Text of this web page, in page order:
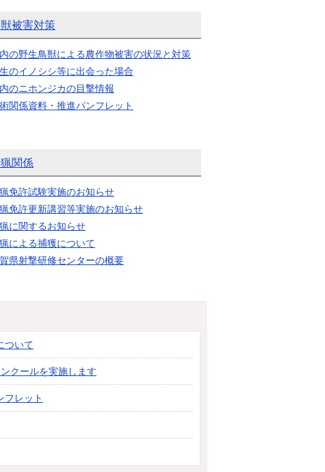
被害対策
の野生鳥獣による農作物被害の状況と対策
のイノシシ等に出会った場合
のニホンジカの目撃情報
関係資料・推進パンフレット
関係
免許試験実施のお知らせ
免許更新講習等実施のお知らせ
に関するお知らせ
による捕獲について
県射撃研修センターの概要
ついて
クールを実施します
フレット